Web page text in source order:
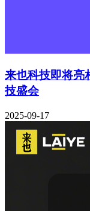
来也科技即将亮
技盛会
2025-09-17